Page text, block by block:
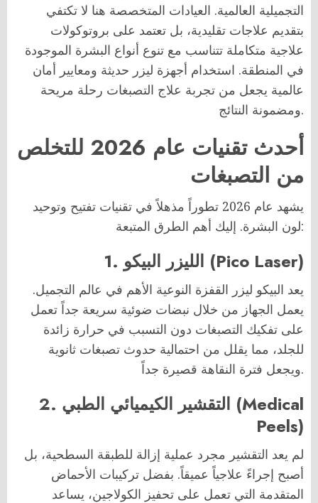
التجميلية العالمية. العيادات المتخصصة هنا لا تكتفي
بتقديم علاجات تقليدية، بل تعتمد على بروتوكولات
علاجية متكاملة تتناسب مع تنوع أنواع البشرة الموجودة
في المنطقة. استخدام أجهزة ليزر حديثة ومعايير أمان
عالمية يجعل من تجربة علاج التصبغات رحلة مريحة
ومضمونة النتائج.
أحدث تقنيات عام 2026 للتخلص
من التصبغات
يشهد عام 2026 تطوراً مذهلاً في تقنيات تفتيح وتوحيد
لون البشرة. إليك أهم الطرق المتبعة:
1. الليزر البيكو (Pico Laser)
يعد البيكو ليزر القفزة النوعية الأهم في عالم التجميل.
يعمل الجهاز من خلال نبضات ضوئية سريعة جداً تعمل
على تفكيك التصبغات دون التسبب في حرارة زائدة
للجلد، مما يقلل من احتمالية حدوث تصبغات ثانوية
ويجعل فترة النقاهة قصيرة جداً.
2. التقشير الكيميائي الطبي (Medical
Peels)
لم يعد التقشير مجرد عملية إزالة للطبقة السطحية، بل
أصبح إجراءً علاجياً عميقاً. بفضل تركيبات الأحماض
المتقدمة التي تعمل على تحفيز الكولاجين، يساعد